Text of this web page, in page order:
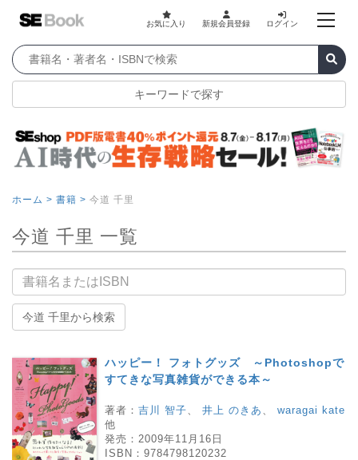
お気に入り 新規会員登録 ログイン
キーワードで探す
ホーム > 書籍 > 今道 千里
今道 千里 一覧
書籍名
今道 千里から検索
ハッピー！ フォトグッズ ～Photoshopで
すてきな写真雑貨ができる本～
著者： 吉川 智子 井上 のきあ
waragai kate
他
発売： 2009年11月16日
ISBN： 9784798120232